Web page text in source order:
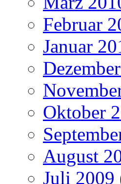
Februar
Januar
Oktober
August
Juli 2009